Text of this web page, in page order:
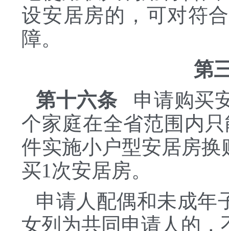
设安居房的，可对符
障。
第
第十六条 申请购买
个家庭在全省范围内
件实施小户型安居房
买1次安居房。
申请人配偶和未成年
女列为共同申请人的